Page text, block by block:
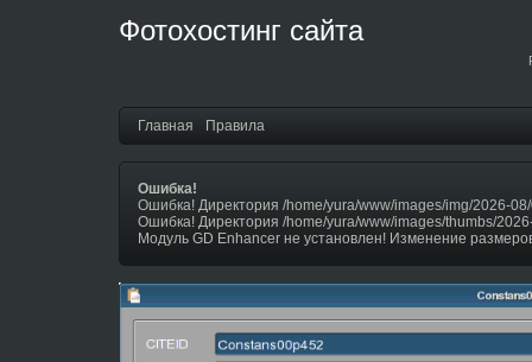
Фотохостинг сайта
Главная Правила
Ошибка!
Ошибка! Директория /home/yura/www/images/img/2026-
Ошибка! Директория /home/yura/www/images/thumbs/
Модуль GD Enhancer не установлен! Изменение